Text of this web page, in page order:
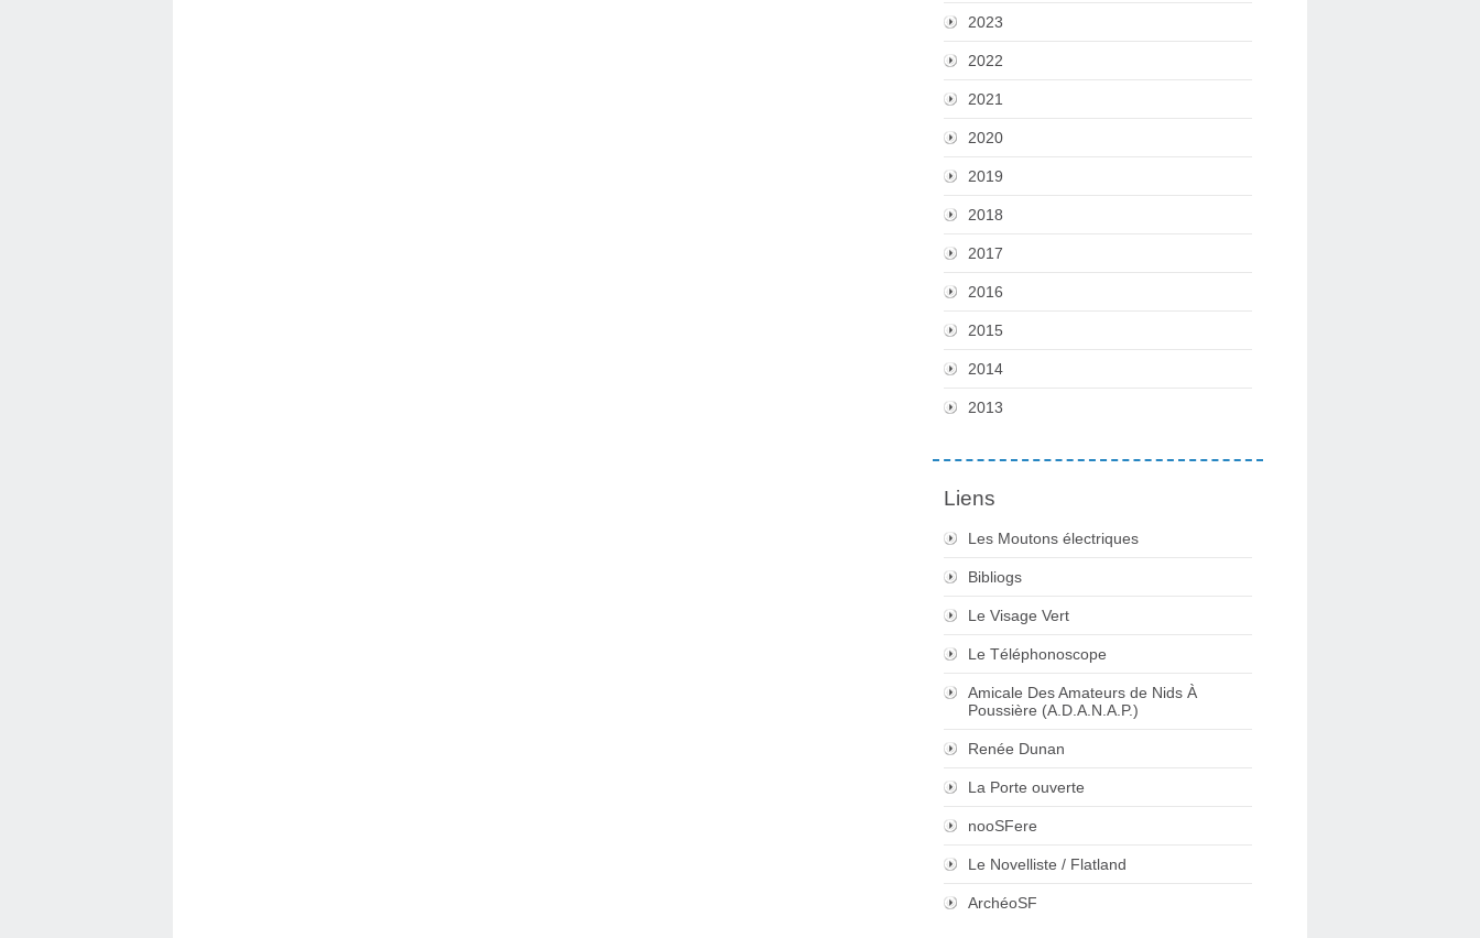
2023
2022
2021
2020
2019
2018
2017
2016
2015
2014
2013
Liens
Les Moutons électriques
Bibliogs
Le Visage Vert
Le Téléphonoscope
Amicale Des Amateurs de Nids À
Poussière (A.D.A.N.A.P.)
Renée Dunan
La Porte ouverte
nooSFere
Le Novelliste / Flatland
ArchéoSF